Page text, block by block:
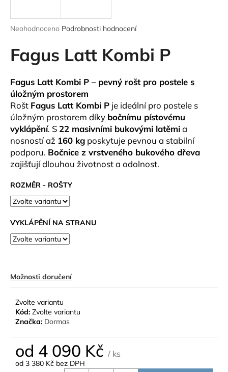
Průměrné
produktu
je
5
hvězdiček.
Neohodnoceno Podrobnosti hodnocení
Fagus Latt Kombi P
Fagus Latt Kombi P – pevný rošt pro postele s
úložným prostorem
Rošt Fagus Latt Kombi P je ideální pro postele s
úložným prostorem díky bočnímu pístovému
vyklápění. S 22 masivními bukovými latěmia
nosností až 160 kg poskytuje pevnou a stabilní
podporu. Bočnice z vrstveného bukového dřeva
zajišťují dlouhou životnost a odolnost.
ROZMĚR - ROŠTY
VYKLÁPĚNÍ NA STRANU
Možnosti doručení
Zvolte variantu
Kód: Zvolte variantu
Značka: Dormas
od 4 090 Kč / ks
od 3 380 Kč bez DPH
j
t
?
HLEDAT
D
p
o
r
u
č
u
m
e